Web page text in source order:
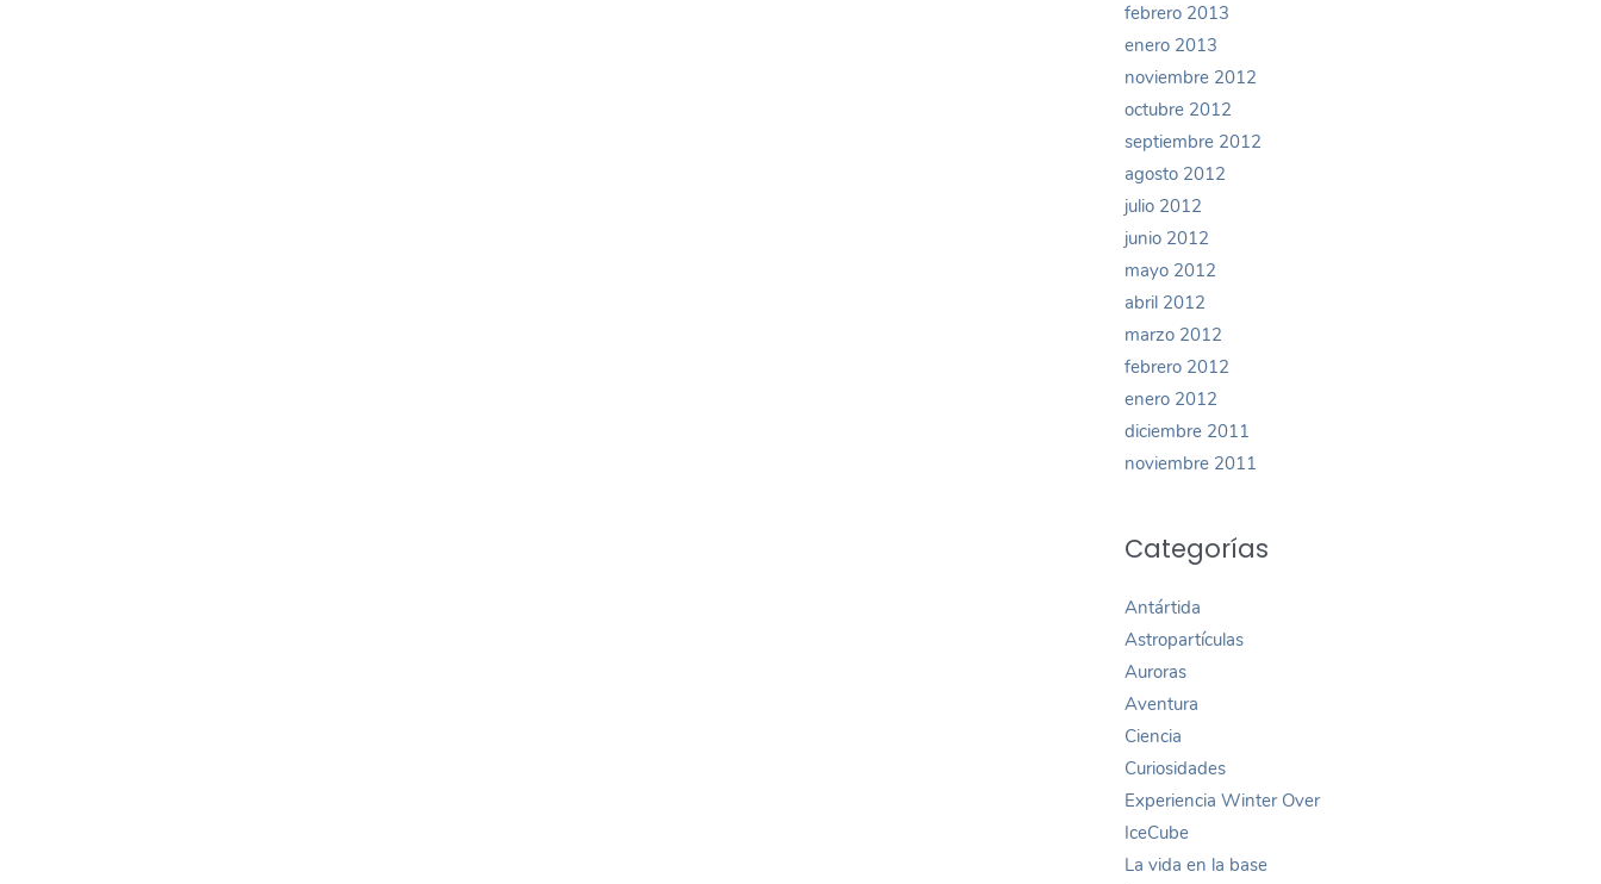
febrero 2013
enero 2013
noviembre 2012
octubre 2012
septiembre 2012
agosto 2012
julio 2012
junio 2012
mayo 2012
abril 2012
marzo 2012
febrero 2012
enero 2012
diciembre 2011
noviembre 2011
Categorías
Antártida
Astropartículas
Auroras
Aventura
Ciencia
Curiosidades
Experiencia Winter Over
IceCube
La vida en la base